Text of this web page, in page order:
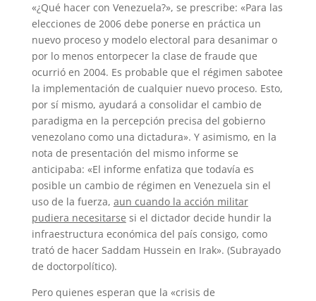
«¿Qué hacer con Venezuela?», se prescribe: «Para las
elecciones de 2006 debe ponerse en práctica un
nuevo proceso y modelo electoral para desanimar o
por lo menos entorpecer la clase de fraude que
ocurrió en 2004. Es probable que el régimen sabotee
la implementación de cualquier nuevo proceso. Esto,
por sí mismo, ayudará a consolidar el cambio de
paradigma en la percepción precisa del gobierno
venezolano como una dictadura». Y asimismo, en la
nota de presentación del mismo informe se
anticipaba: «El informe enfatiza que todavía es
posible un cambio de régimen en Venezuela sin el
uso de la fuerza, aun cuando la acción militar
pudiera necesitarse si el dictador decide hundir la
infraestructura económica del país consigo, como
trató de hacer Saddam Hussein en Irak». (Subrayado
de doctorpolítico).
Pero quienes esperan que la «crisis de